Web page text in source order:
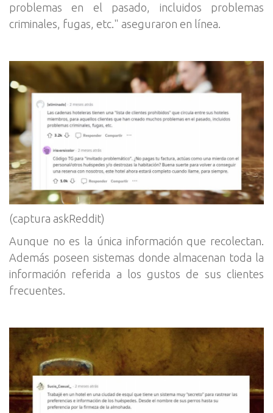
problemas en el pasado, incluidos problemas
criminales, fugas, etc." aseguraron en línea.
(captura askReddit)
Aunque no es la única información que recolectan.
Además poseen sistemas donde almacenan toda la
información referida a los gustos de sus clientes
frecuentes.